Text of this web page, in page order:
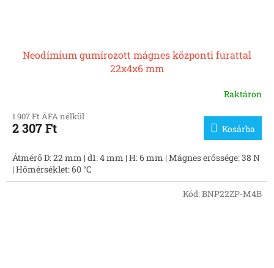
Neodímium gumírozott mágnes központi furattal
22x4x6 mm
Raktáron
1 907 Ft ÁFA nélkül
2 307 Ft Kosárba
Átmérő D: 22 mm | d1: 4 mm | H: 6 mm | Mágnes erőssége: 38 N
| Hőmérséklet: 60 °C
Kód:BNP22ZP-M4B